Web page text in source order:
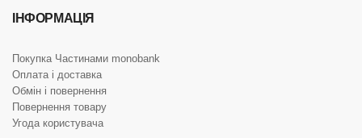
ІНФОРМАЦІЯ
Покупка Частинами monobank
Оплата і доставка
Обмін і повернення
Повернення товару
Угода користувача